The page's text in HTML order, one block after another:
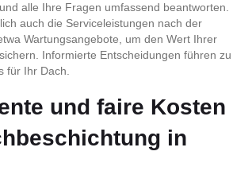
alle Ihre Fragen umfassend beantworten.
auch die Serviceleistungen nach der
Wartungsangebote, um den Wert Ihrer
Informierte Entscheidungen führen zu
für Ihr Dach.
und faire Kosten
in